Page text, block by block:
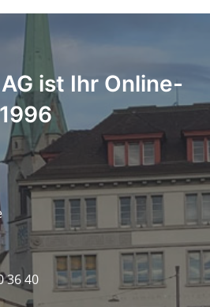
ist Ihr Online-
36 40